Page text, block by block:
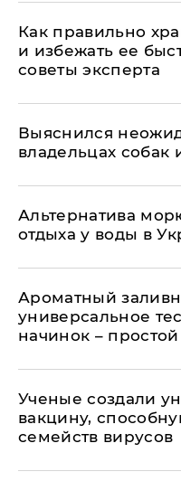
Как правильно
и избежать ее
советы эксперта
Выяснился
владельцах собак
Альтернатива
отдыха у воды в
Ароматный
универсальное
начинок –
Ученые создали
вакцину,
семейств вирусов